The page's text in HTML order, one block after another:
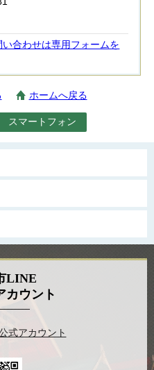
合わせは専用フォームを
ホームへ戻る
スマートフォン
LINE
カウント
式アカウント